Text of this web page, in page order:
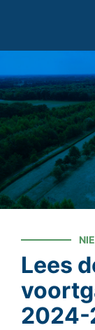
Lees
2024-